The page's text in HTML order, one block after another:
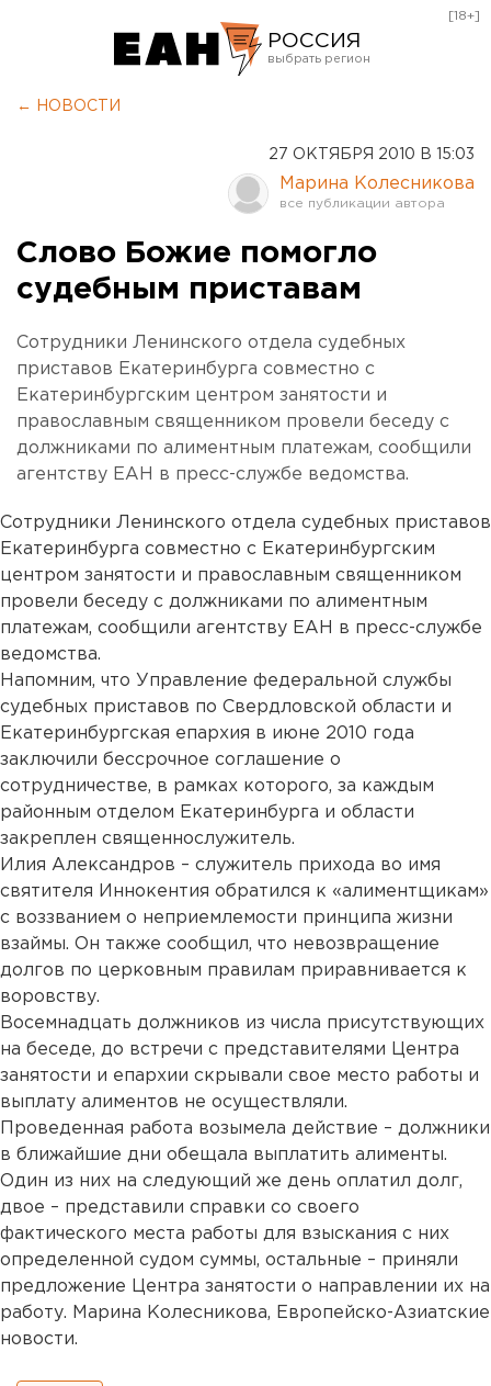
РОССИЯ
Оренбург
[18+]
← НОВОСТИ
27 ОКТЯБРЯ 2010 В 15:03
Марина Колесникова
Слово Божие помогло
судебным приставам
Сотрудники Ленинского отдела судебных
приставов Екатеринбурга совместно с
Екатеринбургским центром занятости и
православным священником провели беседу с
должниками по алиментным платежам, сообщили
агентству ЕАН в пресс-службе ведомства.
Сотрудники Ленинского отдела судебных приставов
Екатеринбурга совместно с Екатеринбургским
центром занятости и православным священником
провели беседу с должниками по алиментным
платежам, сообщили агентству ЕАН в пресс-службе
ведомства.
Напомним, что Управление федеральной службы
судебных приставов по Свердловской области и
Екатеринбургская епархия в июне 2010 года
заключили бессрочное соглашение о
сотрудничестве, в рамках которого, за каждым
районным отделом Екатеринбурга и области
закреплен священнослужитель.
Илия Александров – служитель прихода во имя
святителя Иннокентия обратился к «алиментщикам»
с воззванием о неприемлемости принципа жизни
взаймы. Он также сообщил, что невозвращение
долгов по церковным правилам приравнивается к
воровству.
Восемнадцать должников из числа присутствующих
на беседе, до встречи с представителями Центра
занятости и епархии скрывали свое место работы и
выплату алиментов не осуществляли.
Проведенная работа возымела действие – должники
в ближайшие дни обещала выплатить алименты.
Один из них на следующий же день оплатил долг,
двое – представили справки со своего
фактического места работы для взыскания с них
определенной судом суммы, остальные – приняли
предложение Центра занятости о направлении их на
работу. Марина Колесникова, Европейско-Азиатские
новости.